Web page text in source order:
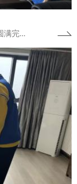
满完...
完成湖南张
2024年1月
酒店自...